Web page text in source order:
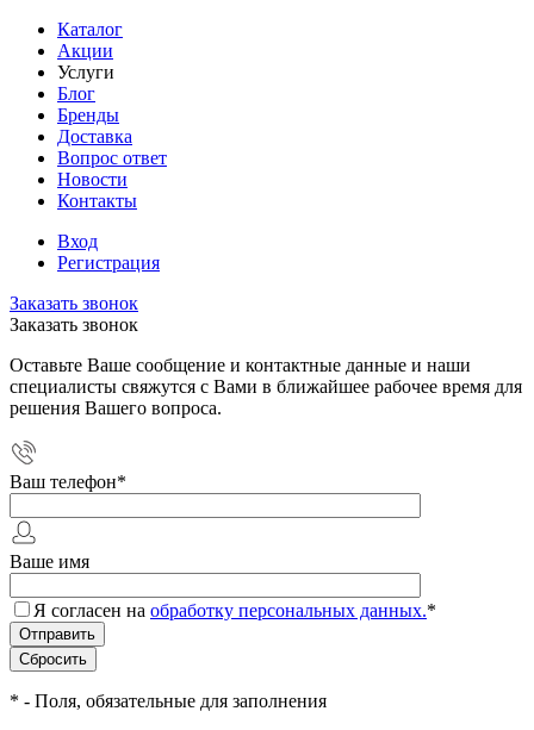
Каталог
Акции
Услуги
Блог
Бренды
Доставка
Вопрос ответ
Новости
Контакты
Вход
Регистрация
Заказать звонок
Заказать звонок
Оставьте Ваше сообщение и контактные данные и наши
специалисты свяжутся с Вами в ближайшее рабочее время для
решения Вашего вопроса.
Ваш телефон*
Ваше имя
Я согласен на обработку персональных данных.*
* - Поля, обязательные для заполнения